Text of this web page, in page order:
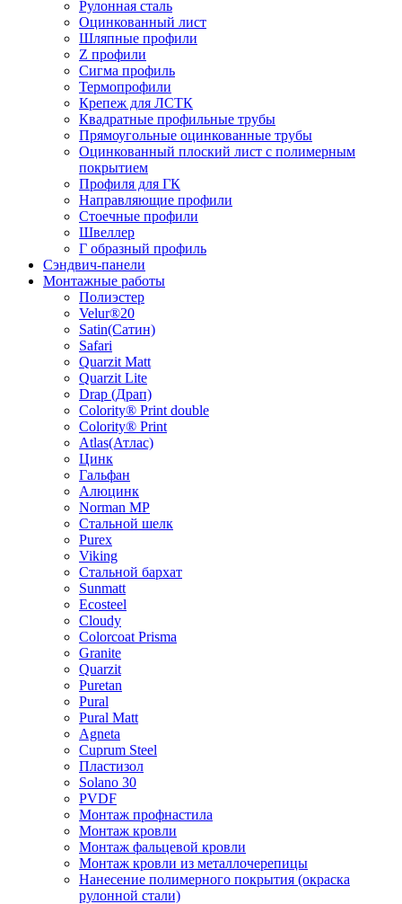
Рулонная сталь
Оцинкованный лист
Шляпные профили
Z профили
Сигма профиль
Термопрофили
Крепеж для ЛСТК
Квадратные профильные трубы
Прямоугольные оцинкованные трубы
Оцинкованный плоский лист с полимерным
покрытием
Профиля для ГК
Направляющие профили
Стоечные профили
Швеллер
Г образный профиль
Сэндвич-панели
Монтажные работы
Полиэстер
Velur®20
Satin(Сатин)
Safari
Quarzit Matt
Quarzit Lite
Drap (Драп)
Colority® Print double
Colority® Print
Atlas(Атлас)
Цинк
Гальфан
Алюцинк
Norman MP
Стальной шелк
Purex
Viking
Стальной бархат
Sunmatt
Ecosteel
Cloudy
Colorcoat Prisma
Granite
Quarzit
Puretan
Pural
Pural Matt
Agneta
Cuprum Steel
Пластизол
Solano 30
PVDF
Монтаж профнастила
Монтаж кровли
Монтаж фальцевой кровли
Монтаж кровли из металлочерепицы
Нанесение полимерного покрытия (окраска
рулонной стали)